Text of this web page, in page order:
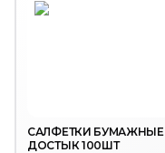
САЛФЕТКИ БУМАЖНЫЕ
ДОСТЫК 100ШТ